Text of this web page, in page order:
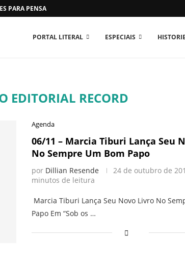
PARA PENSAR O MUNDO...
PORTAL LITERAL ESPECIAIS
EDITORIAL RECORD
Agenda
06/11 – Marcia Tiburi Lança Seu
No Sempre Um Bom Papo
por Dillian Resende 24 de outubro de
minutos de leitura
Marcia Tiburi Lança Seu Novo Livro No
Papo Em “Sob os …